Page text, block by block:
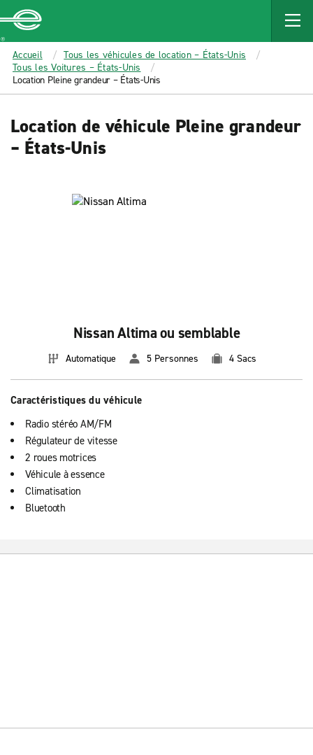
MAIN
CONTENT
Enterprise
Accueil
Tous les véhicules de location – États-Unis
Tous les Voitures – États-Unis
Location Pleine grandeur – États-Unis
Location de véhicule Pleine grandeur
– États-Unis
Nissan Altima ou semblable
Automatique 5 Personnes 4 Sacs
Caractéristiques du véhicule
Radio stéréo AM/FM
Régulateur de vitesse
2 roues motrices
Véhicule à essence
Climatisation
Bluetooth